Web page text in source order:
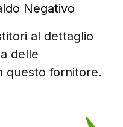
Negativo
al dettaglio
delle
questo fornitore.